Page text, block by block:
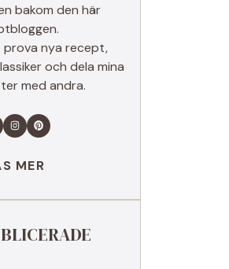
bakom den här
prova nya recept,
och dela mina
med andra.
MER